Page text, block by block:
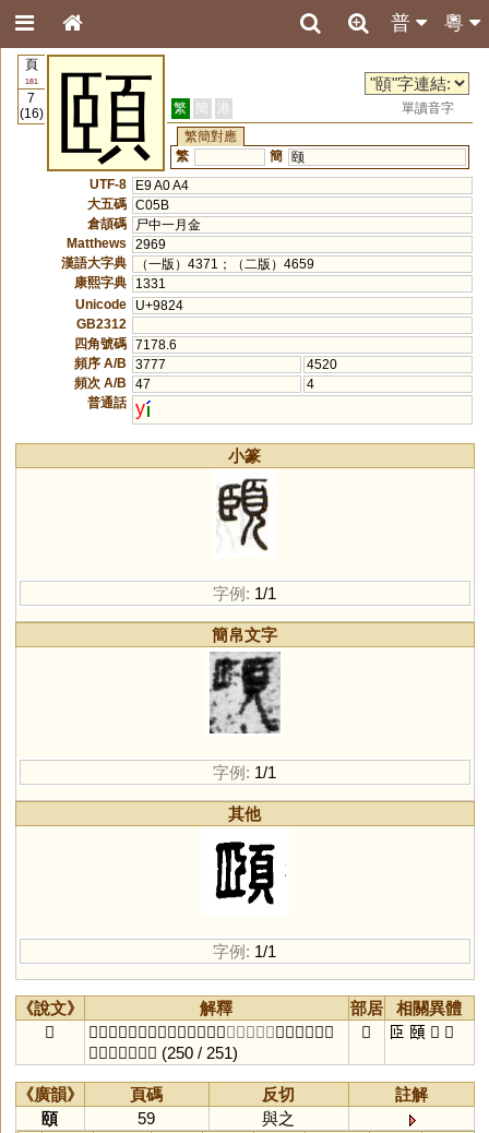
粵
普
頁
181
7
(16)
頤 繁 簡 港
單讀音字
繁簡對應
繁
簡 颐
UTF-8
E9 A0 A4
大五碼 C05B
倉頡碼
尸中一月金
Matthews
2969
漢語大字典
（一版）4371；（二版）4659
康熙字典
1331
Unicode
U+9824
GB2312
四角號碼 7178.6
頻序 A/B
3777
4520
頻次 A/B
47
4
普通話 y
小篆
字例: 1/1
簡帛文字
字例: 1/1
其他
字例: 1/1
《說文》 解釋 部居
相關異體
𦣞
𩔞也。象形。凡𦣞之屬皆从𦣞。 〔與之切〕 頤，篆文𦣞。
𩠛，籀文从首。 (250 / 251)
𦣞 𦣝 頤 𩠛 𩠡
《廣韻》 頁碼 反切
註解
頤
59
與之